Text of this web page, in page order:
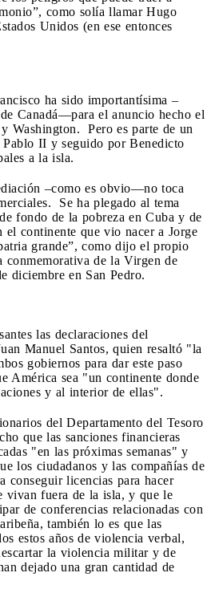
como solía llamar Hugo
Unidos (en ese entonces
ha sido importantísima –
Canadá—para el anuncio hecho el
Washington. Pero es parte de un
II y seguido por Benedicto
a la isla.
–como es obvio—no toca
Se ha plegado al tema
fondo de la pobreza en Cuba y de
el continente que vio nacer a Jorge
grande”, como dijo el propio
conmemorativa de la Virgen de
diciembre en San Pedro.
las declaraciones del
Manuel Santos, quien resaltó "la
gobiernos para dar este paso
América sea "un continente donde
y al interior de ellas".
del Departamento del Tesoro
que las sanciones financieras
"en las próximas semanas" y
los ciudadanos y las compañías de
conseguir licencias para hacer
vivan fuera de la isla, y que le
de conferencias relacionadas con
también lo es que las
estos años de violencia verbal,
la violencia militar y de
dejado una gran cantidad de